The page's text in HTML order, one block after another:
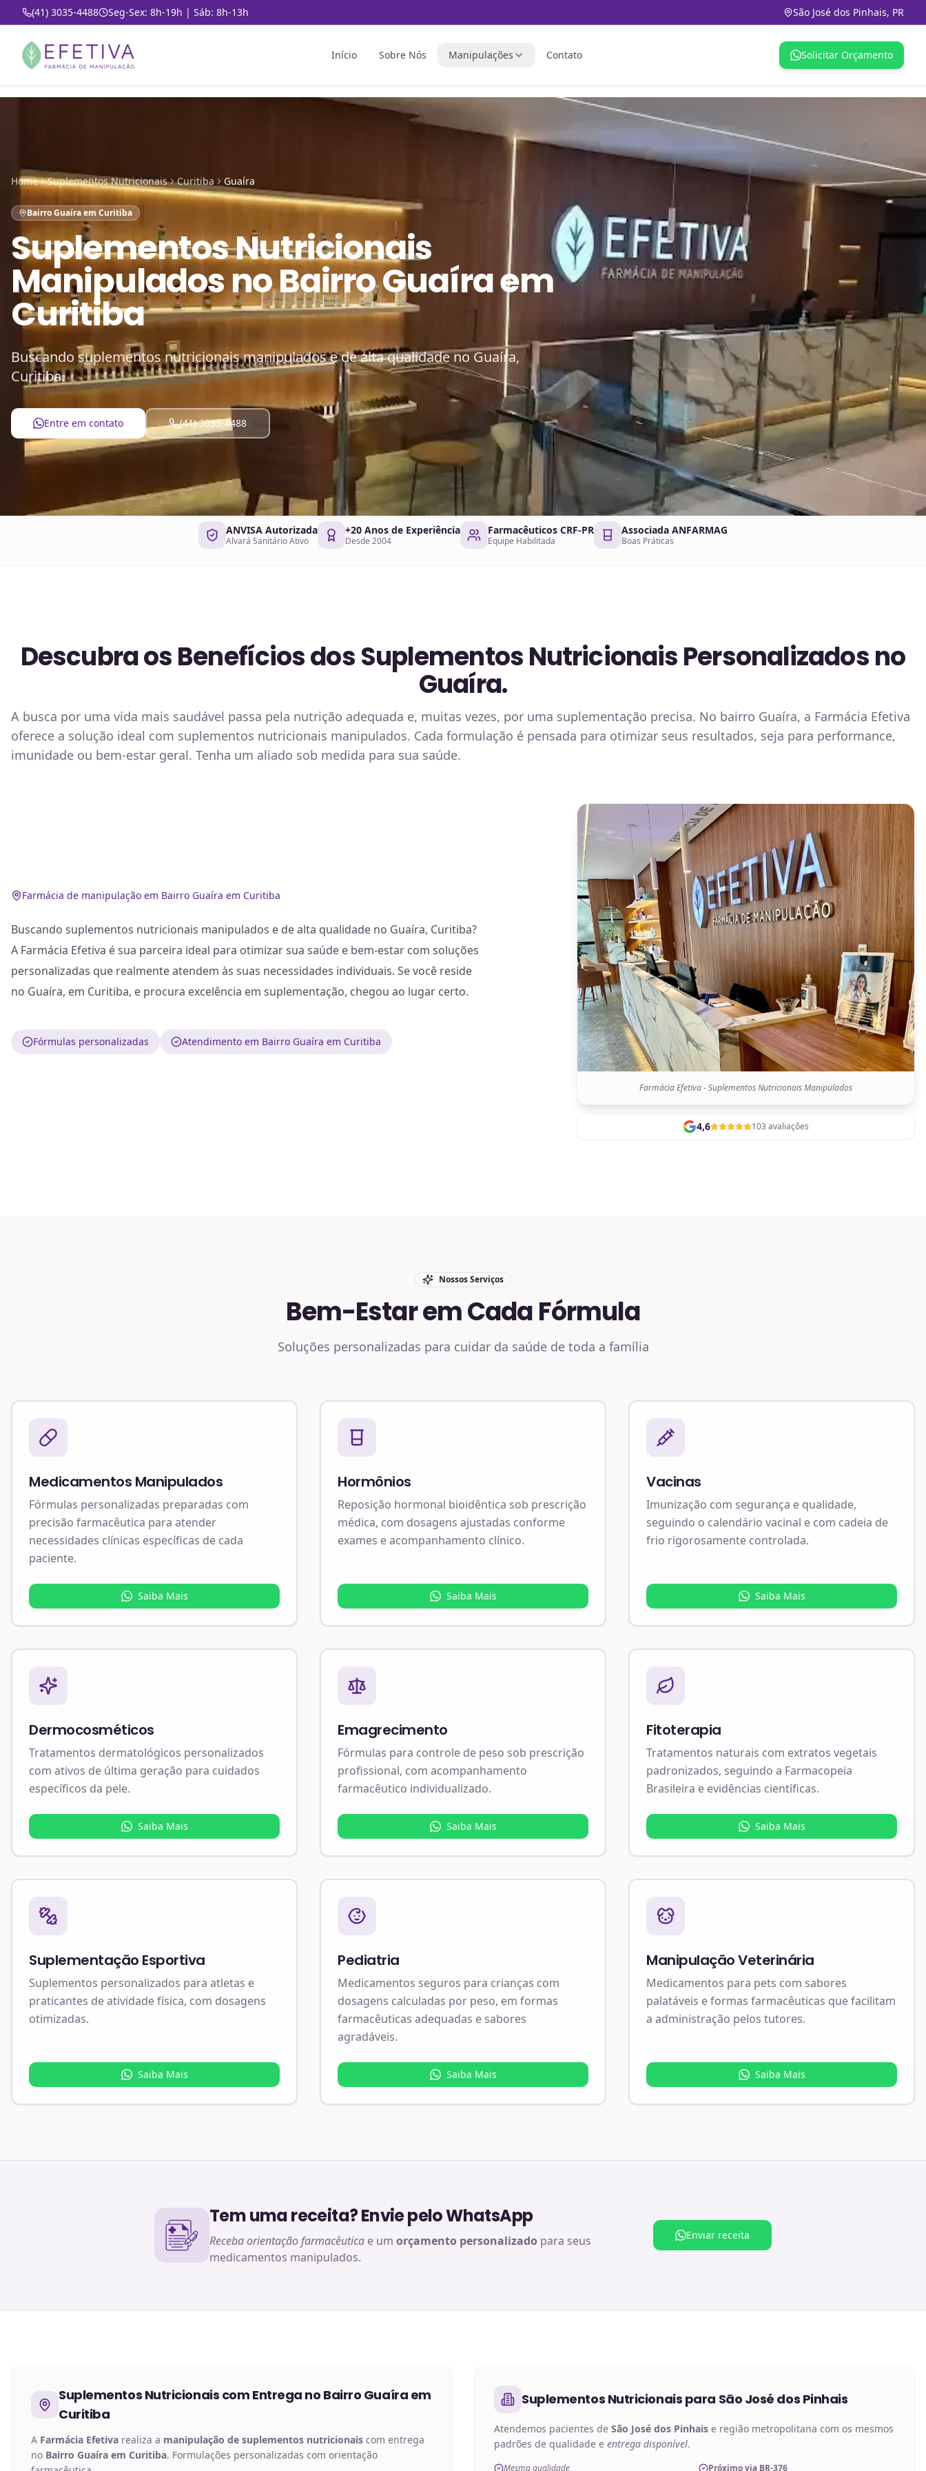
(41) 3035-4488 Seg-Sex: 8h-19h | Sáb: 8h-13h São José dos Pinhais, PR
Início Sobre Nós Manipulações Contato Solicitar Orçamento
Home Suplementos Nutricionais Curitiba Guaíra
Bairro Guaíra em Curitiba
Suplementos Nutricionais
ManipuladosnoBairro Guaíra em
Curitiba
Buscando suplementos nutricionais manipulados e de alta qualidade no Guaíra,
Curitiba.
Entre em contato (41) 3035-4488
ANVISA Autorizada
Alvará Sanitário Ativo
+20 Anos de Experiência
Desde 2004
Farmacêuticos CRF-PR
Equipe Habilitada
Associada ANFARMAG
Boas Práticas
Descubra os Benefícios dos Suplementos Nutricionais Personalizados no
Guaíra.
A busca por uma vida mais saudável passa pela nutrição adequada e, muitas vezes, por uma suplementação precisa. No bairro Guaíra, a Farmácia Efetiva
oferece a solução ideal com suplementos nutricionais manipulados. Cada formulação é pensada para otimizar seus resultados, seja para performance,
imunidade ou bem-estar geral. Tenha um aliado sob medida para sua saúde.
Farmácia de manipulação em Bairro Guaíra em Curitiba
Buscando suplementos nutricionais manipulados e de alta qualidade no Guaíra, Curitiba?
A Farmácia Efetiva é sua parceira ideal para otimizar sua saúde e bem-estar com soluções
personalizadas que realmente atendem às suas necessidades individuais. Se você reside
no Guaíra, em Curitiba, e procura excelência em suplementação, chegou ao lugar certo.
Fórmulas personalizadas Atendimento em Bairro Guaíra em Curitiba
Farmácia Efetiva - Suplementos Nutricionais Manipulados
4,6 103 avaliações
Nossos Serviços
Bem-Estar em Cada Fórmula
Soluções personalizadas para cuidar da saúde de toda a família
Medicamentos Manipulados
Fórmulas personalizadas preparadas com
precisão farmacêutica para atender
necessidades clínicas específicas de cada
paciente.
Saiba Mais
Hormônios
Reposição hormonal bioidêntica sob prescrição
médica, com dosagens ajustadas conforme
exames e acompanhamento clínico.
Saiba Mais
Vacinas
Imunização com segurança e qualidade,
seguindo o calendário vacinal e com cadeia de
frio rigorosamente controlada.
Saiba Mais
Dermocosméticos
Tratamentos dermatológicos personalizados
com ativos de última geração para cuidados
específicos da pele.
Saiba Mais
Emagrecimento
Fórmulas para controle de peso sob prescrição
profissional, com acompanhamento
farmacêutico individualizado.
Saiba Mais
Fitoterapia
Tratamentos naturais com extratos vegetais
padronizados, seguindo a Farmacopeia
Brasileira e evidências científicas.
Saiba Mais
Suplementação Esportiva
Suplementos personalizados para atletas e
praticantes de atividade física, com dosagens
otimizadas.
Saiba Mais
Pediatria
Medicamentos seguros para crianças com
dosagens calculadas por peso, em formas
farmacêuticas adequadas e sabores
agradáveis.
Saiba Mais
Manipulação Veterinária
Medicamentos para pets com sabores
palatáveis e formas farmacêuticas que facilitam
a administração pelos tutores.
Saiba Mais
Tem uma receita? Envie pelo WhatsApp
Receba orientação farmacêutica e um orçamento personalizado para seus
medicamentos manipulados.
Enviar receita
Suplementos Nutricionais com Entrega no Bairro Guaíra em
Curitiba
A Farmácia Efetiva realiza a manipulação de suplementos nutricionais com entrega
no Bairro Guaíra em Curitiba. Formulações personalizadas com orientação
Suplementos Nutricionais para São José dos Pinhais
Atendemos pacientes de São José dos Pinhais e região metropolitana com os mesmos
padrões de qualidade e entrega disponível.
Mesma qualidade Próximo via BR-376